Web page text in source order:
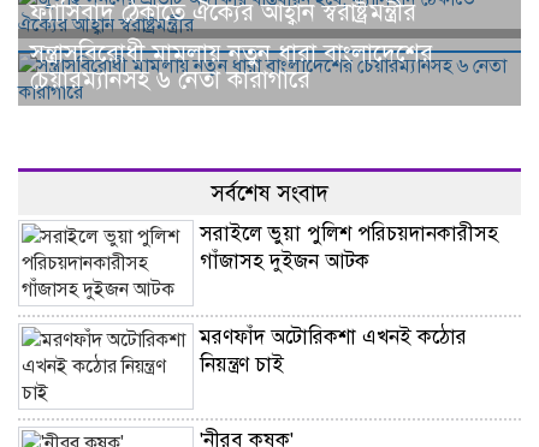
ফ্যাসিবাদ ঠেকাতে ঐক্যের আহ্বান স্বরাষ্ট্রমন্ত্রীর
সন্ত্রাসবিরোধী মামলায় নতুন ধারা বাংলাদেশের
চেয়ারম্যানসহ ৬ নেতা কারাগারে
সর্বশেষ সংবাদ
সরাইলে ভুয়া পুলিশ পরিচয়দানকারীসহ
গাঁজাসহ দুইজন আটক
মরণফাঁদ অটোরিকশা এখনই কঠোর
নিয়ন্ত্রণ চাই
'নীরব কৃষক'